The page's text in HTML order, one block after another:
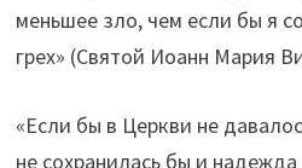
меньшее зло, чем если бы я
грех» (Святой Иоанн Мария
«Если бы в Церкви не
не сохранилась бы и